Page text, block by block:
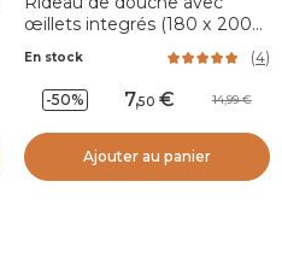
œillets integrés (180 x 200
En stock (4)
-50% 7,50 14,99
Ajouter au panier